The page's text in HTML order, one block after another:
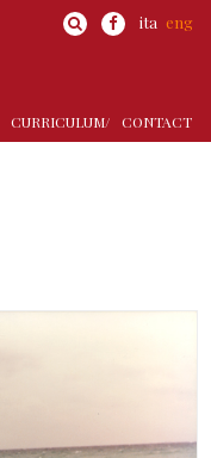
ita eng
CURRICULUM/ CONTACT